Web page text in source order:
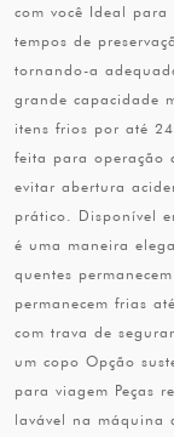
com você Ideal
tempos de
tornando-a
grande capacidade
itens frios por até
feita para operação
evitar abertura
prático. Disponível
é uma maneira
quentes
permanecem frias
com trava de
um copo Opção
para viagem Peças
lavável na máquina